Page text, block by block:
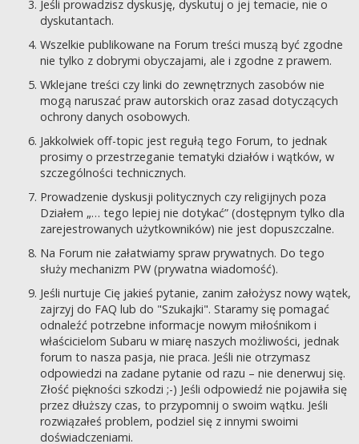
Jeśli prowadzisz dyskusję, dyskutuj o jej temacie, nie o
dyskutantach.
Wszelkie publikowane na Forum treści muszą być zgodne
nie tylko z dobrymi obyczajami, ale i zgodne z prawem.
Wklejane treści czy linki do zewnętrznych zasobów nie
mogą naruszać praw autorskich oraz zasad dotyczących
ochrony danych osobowych.
Jakkolwiek off-topic jest regułą tego Forum, to jednak
prosimy o przestrzeganie tematyki działów i wątków, w
szczególności technicznych.
Prowadzenie dyskusji politycznych czy religijnych poza
Działem „… tego lepiej nie dotykać” (dostępnym tylko dla
zarejestrowanych użytkowników) nie jest dopuszczalne.
Na Forum nie załatwiamy spraw prywatnych. Do tego
służy mechanizm PW (prywatna wiadomość).
Jeśli nurtuje Cię jakieś pytanie, zanim założysz nowy wątek,
zajrzyj do FAQ lub do "Szukajki". Staramy się pomagać
odnaleźć potrzebne informacje nowym miłośnikom i
właścicielom Subaru w miarę naszych możliwości, jednak
forum to nasza pasja, nie praca. Jeśli nie otrzymasz
odpowiedzi na zadane pytanie od razu – nie denerwuj się.
Złość piękności szkodzi ;-) Jeśli odpowiedź nie pojawiła się
przez dłuższy czas, to przypomnij o swoim wątku. Jeśli
rozwiązałeś problem, podziel się z innymi swoimi
doświadczeniami.